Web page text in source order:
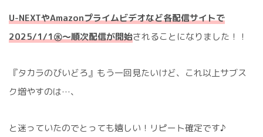
U-NEXTやAmazonプライムビデオなど各配信サイトで
2025/1/1㊌～順次配信が開始されることになりました！！
『タカラのびいどろ』もう一回見たいけど、これ以上サブス
ク増やすのは…、
と迷っていたのでとっても嬉しい！リピート確定です♪